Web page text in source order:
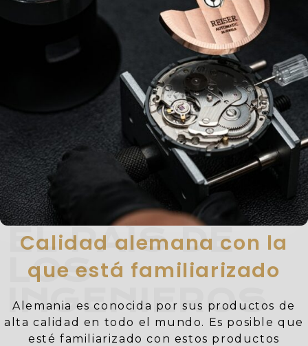
Calidad alemana con la
que está familiarizado
EL PAÍS DE
LOS
INGENIEROS
Alemania es conocida por sus productos de
alta calidad en todo el mundo. Es posible que
esté familiarizado con estos productos